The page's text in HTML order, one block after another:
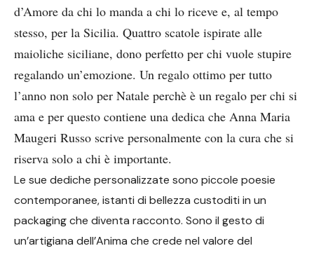
d’Amore da chi lo manda a chi lo riceve e, al tempo
stesso, per la Sicilia. Quattro scatole ispirate alle
maioliche siciliane, dono perfetto per chi vuole stupire
regalando un’emozione. Un regalo ottimo per tutto
l’anno non solo per Natale perchè è un regalo per chi si
ama e per questo contiene una dedica che Anna Maria
Maugeri Russo scrive personalmente con la cura che si
riserva solo a chi è importante.
Le sue dediche personalizzate sono piccole poesie
contemporanee, istanti di bellezza custoditi in un
packaging che diventa racconto. Sono il gesto di
un’artigiana dell’Anima che crede nel valore del